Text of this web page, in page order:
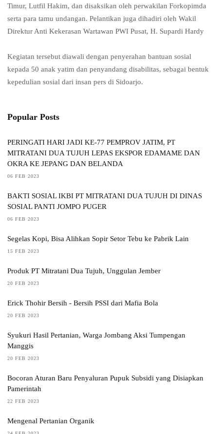
Timur, Lutfil Hakim, dan disaksikan oleh perwakilan Forkopimda
serta para tamu undangan. Pelantikan juga dihadiri oleh Wakil
Direktur Anti Kekerasan Wartawan PWI Pusat, H. Supardi Hardy
Kegiatan tersebut diawali dengan penyerahan bantuan sosial
kepada 50 anak yatim dan penyandang disabilitas, sebagai bentuk
kepedulian sosial dari insan pers di Sidoarjo.
Popular Posts
PERINGATI HARI JADI KE-77 PEMPROV JATIM, PT
MITRATANI DUA TUJUH LEPAS EKSPOR EDAMAME DAN
OKRA KE JEPANG DAN BELANDA
06 FEB 2023
BAKTI SOSIAL IKBI PT MITRATANI DUA TUJUH DI DINAS
SOSIAL PANTI JOMPO PUGER
06 FEB 2023
Segelas Kopi, Bisa Alihkan Sopir Setor Tebu ke Pabrik Lain
15 FEB 2023
Produk PT Mitratani Dua Tujuh, Unggulan Jember
20 FEB 2023
Erick Thohir Bersih - Bersih PSSI dari Mafia Bola
20 FEB 2023
Syukuri Hasil Pertanian, Warga Jombang Aksi Tumpengan
Manggis
20 FEB 2023
Bocoran Aturan Baru Penyaluran Pupuk Subsidi yang Disiapkan
Pamerintah
22 FEB 2023
Mengenal Pertanian Organik